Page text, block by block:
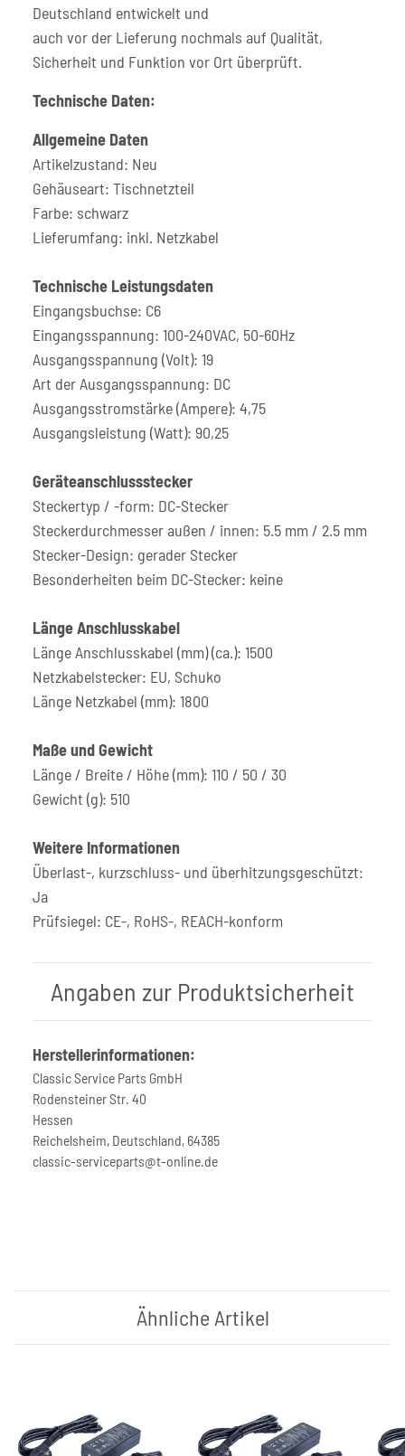
Deutschland entwickelt und
auch vor der Lieferung nochmals auf Qualität,
Sicherheit und Funktion vor Ort überprüft.
Technische Daten:
Allgemeine Daten
Artikelzustand: Neu
Gehäuseart: Tischnetzteil
Farbe: schwarz
Lieferumfang: inkl. Netzkabel
Technische Leistungsdaten
Eingangsbuchse: C6
Eingangsspannung: 100-240VAC, 50-60Hz
Ausgangsspannung (Volt): 19
Art der Ausgangsspannung: DC
Ausgangsstromstärke (Ampere): 4,75
Ausgangsleistung (Watt): 90,25
Geräteanschlussstecker
Steckertyp / -form: DC-Stecker
Steckerdurchmesser außen / innen: 5.5 mm / 2.5 mm
Stecker-Design: gerader Stecker
Besonderheiten beim DC-Stecker: keine
Länge Anschlusskabel
Länge Anschlusskabel (mm) (ca.): 1500
Netzkabelstecker: EU, Schuko
Länge Netzkabel (mm): 1800
Maße und Gewicht
Länge / Breite / Höhe (mm): 110 / 50 / 30
Gewicht (g): 510
Weitere Informationen
Überlast-, kurzschluss- und überhitzungsgeschützt:
Ja
Prüfsiegel: CE-, RoHS-, REACH-konform
Angaben zur Produktsicherheit
Herstellerinformationen:
Classic Service Parts GmbH
Rodensteiner Str. 40
Hessen
Reichelsheim, Deutschland, 64385
classic-serviceparts@t-online.de
Ähnliche Artikel